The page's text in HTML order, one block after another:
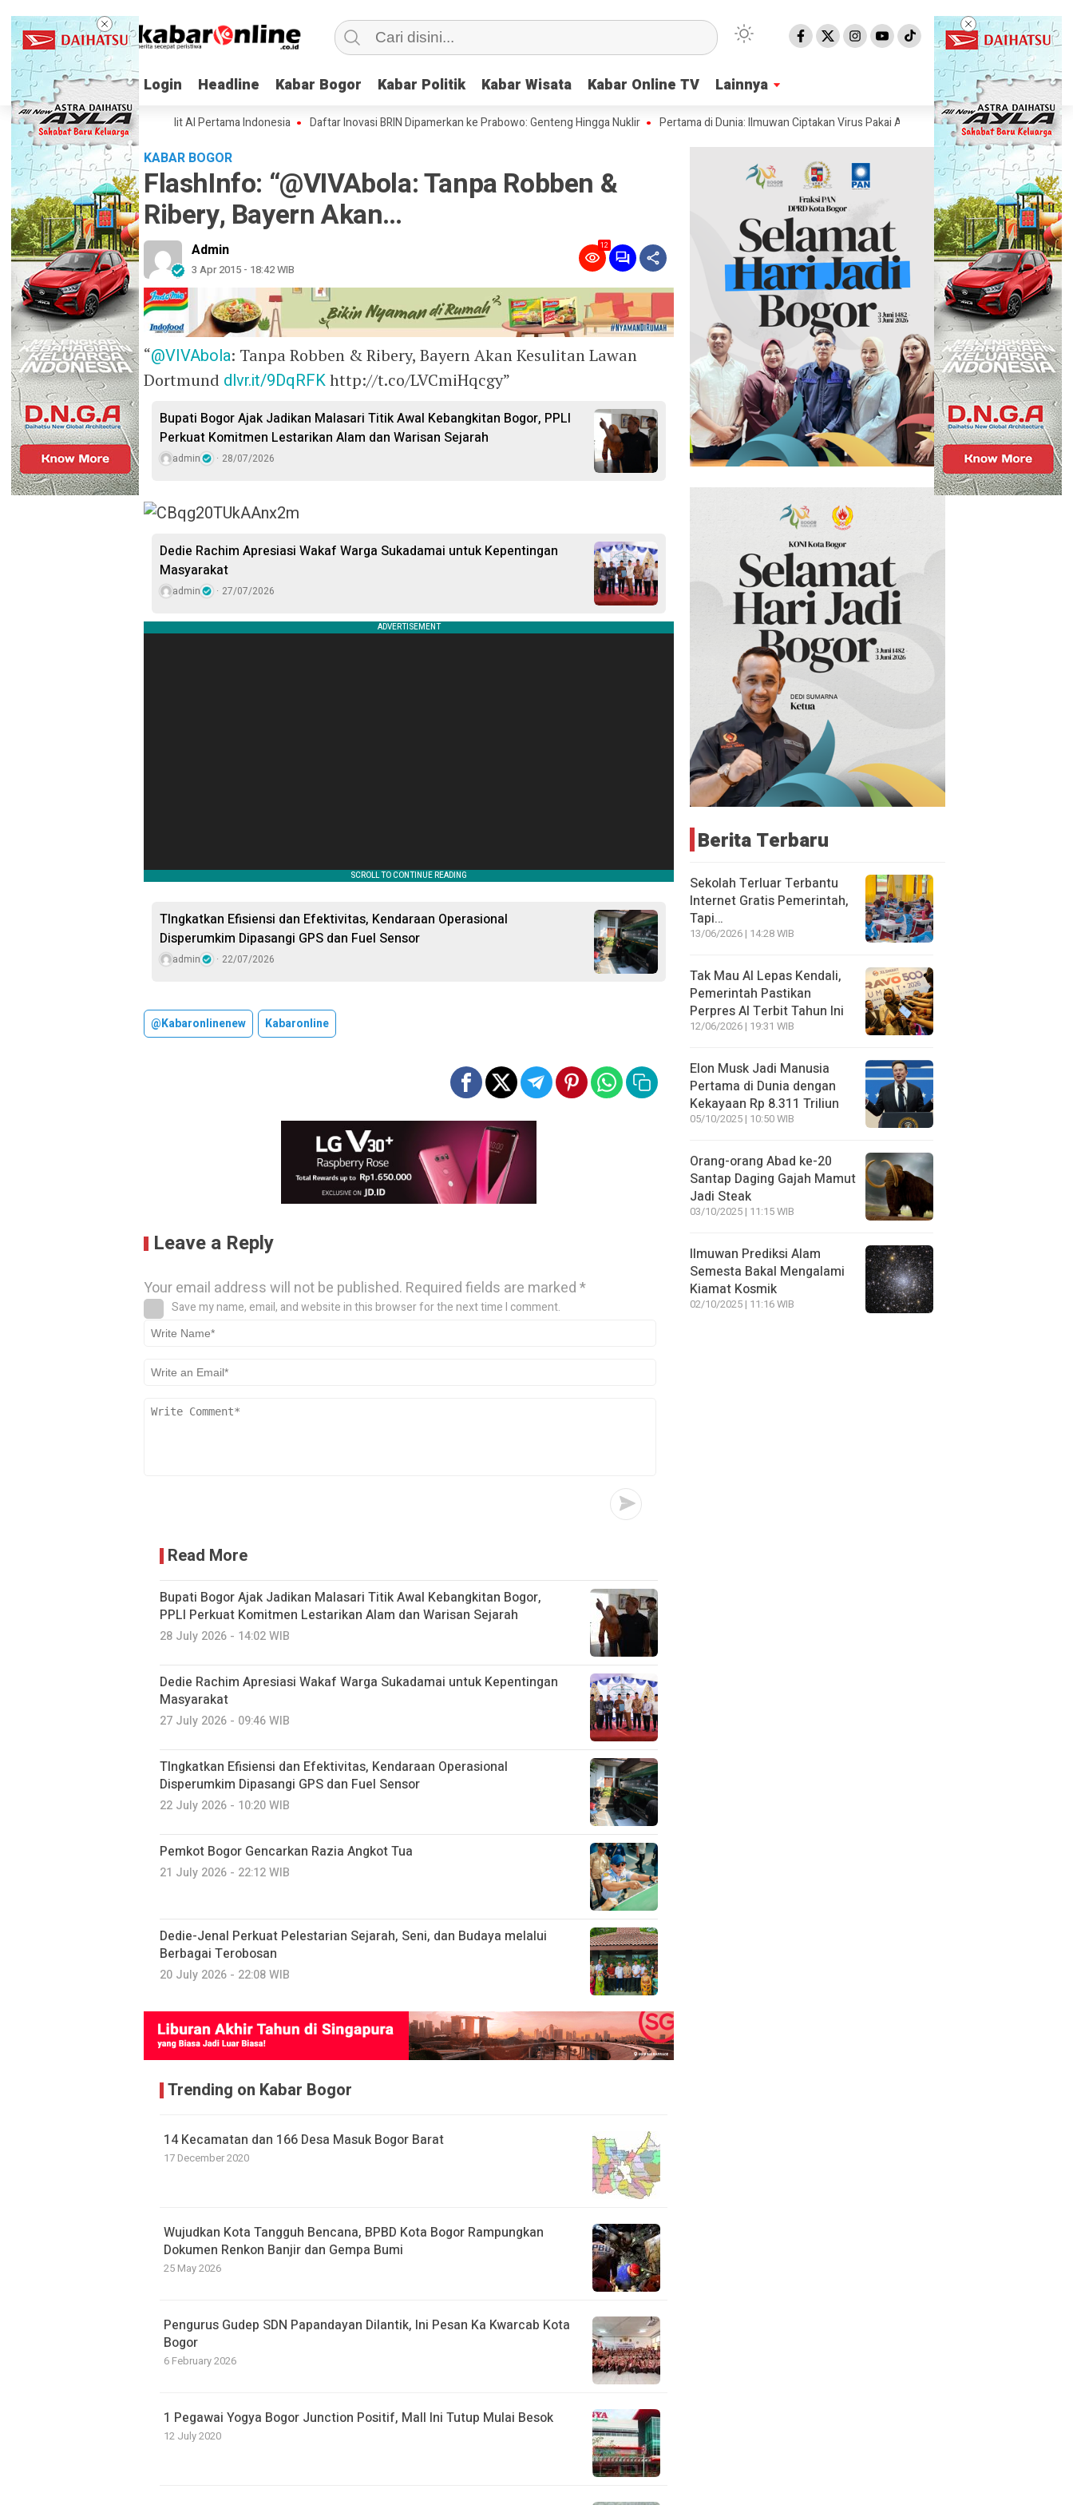
Login Headline Kabar Bogor Kabar Politik Kabar Wisata Kabar Online TV Lainnya
Login Headline Kabar Bogor Kabar Politik Kabar Wisata Kabar Online TV Lainnya
Lampung-1, Satelit AI Pertama Indonesia Daftar Inovasi BRIN Dipamerkan ke Prabowo: Genteng Hingga Nuklir Pertama di Dunia: Ilmuwan Ciptakan Virus Pakai AI Ahli Ungkap Penampakan
KABAR BOGOR
FlashInfo: “@VIVAbola: Tanpa Robben &
Ribery, Bayern Akan…
Admin
3 Apr 2015 - 18:42 WIB
12
“@VIVAbola: Tanpa Robben & Ribery, Bayern Akan Kesulitan Lawan
Dortmund dlvr.it/9DqRFKhttp://t.co/LVCmiHqcgy”
Bupati Bogor Ajak Jadikan Malasari Titik Awal Kebangkitan Bogor, PPLI
Perkuat Komitmen Lestarikan Alam dan Warisan Sejarah
admin 28/07/2026
Dedie Rachim Apresiasi Wakaf Warga Sukadamai untuk Kepentingan
Masyarakat
admin 27/07/2026
TIngkatkan Efisiensi dan Efektivitas, Kendaraan Operasional
Disperumkim Dipasangi GPS dan Fuel Sensor
admin 22/07/2026
@kabaronlinenew Kabaronline
Leave a Reply
Your email address will not be published. Required fields are marked*
Save my name, email, and website in this browser for the next time I comment.
Read More
Bupati Bogor Ajak Jadikan Malasari Titik Awal Kebangkitan Bogor,
PPLI Perkuat Komitmen Lestarikan Alam dan Warisan Sejarah
28 July 2026 - 14:02 WIB
Dedie Rachim Apresiasi Wakaf Warga Sukadamai untuk Kepentingan
Masyarakat
27 July 2026 - 09:46 WIB
TIngkatkan Efisiensi dan Efektivitas, Kendaraan Operasional
Disperumkim Dipasangi GPS dan Fuel Sensor
22 July 2026 - 10:20 WIB
Pemkot Bogor Gencarkan Razia Angkot Tua
21 July 2026 - 22:12 WIB
Dedie-Jenal Perkuat Pelestarian Sejarah, Seni, dan Budaya melalui
Berbagai Terobosan
20 July 2026 - 22:08 WIB
Trending on Kabar Bogor
14 Kecamatan dan 166 Desa Masuk Bogor Barat
17 December 2020
​Wujudkan Kota Tangguh Bencana, BPBD Kota Bogor Rampungkan
Dokumen Renkon Banjir dan Gempa Bumi
25 May 2026
Pengurus Gudep SDN Papandayan Dilantik, Ini Pesan Ka Kwarcab Kota
Bogor
6 February 2026
1 Pegawai Yogya Bogor Junction Positif, Mall Ini Tutup Mulai Besok
12 July 2020
Berita Terbaru
Sekolah Terluar Terbantu
Internet Gratis Pemerintah,
Tapi…
13/06/2026 | 14:28 WIB
Tak Mau AI Lepas Kendali,
Pemerintah Pastikan
Perpres AI Terbit Tahun Ini
12/06/2026 | 19:31 WIB
Elon Musk Jadi Manusia
Pertama di Dunia dengan
Kekayaan Rp 8.311 Triliun
05/10/2025 | 10:50 WIB
Orang-orang Abad ke-20
Santap Daging Gajah Mamut
Jadi Steak
03/10/2025 | 11:15 WIB
Ilmuwan Prediksi Alam
Semesta Bakal Mengalami
Kiamat Kosmik
02/10/2025 | 11:16 WIB